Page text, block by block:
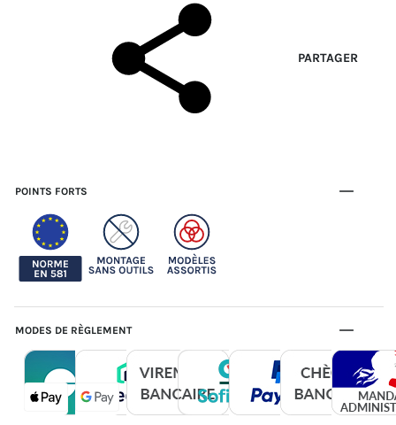
PARTAGER
POINTS FORTS
MODES DE RÈGLEMENT